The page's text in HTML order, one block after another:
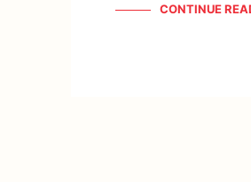
CONTINUE